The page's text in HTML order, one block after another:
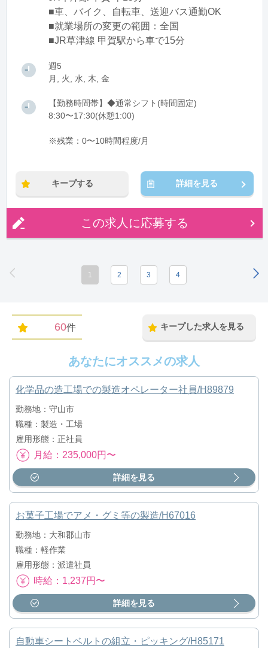
■車、バイク、自転車、送迎バス通勤OK
■就業場所の変更の範囲：全国
■JR草津線 甲賀駅から車で15分
週5
月, 火, 水, 木, 金
【勤務時間帯】◆通常シフト(時間固定)
8:30〜17:30(休憩1:00)
※残業：0〜10時間程度/月
キープする 詳細を見る
この求人に応募する
1 2 3 4
60件 キープした求人を見る
あなたにオススメの求人
化学品の造工場での製造オペレーター社員/H89879
勤務地：守山市
職種：製造・工場
雇用形態：正社員
月給：235,000円〜
詳細を見る
お菓子工場でアメ・グミ等の製造/H67016
勤務地：大和郡山市
職種：軽作業
雇用形態：派遣社員
時給：1,237円〜
詳細を見る
自動車シートベルトの組立・ピッキング/H85171